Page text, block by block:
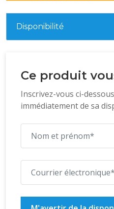
Disponibilité
Ce produit
Inscrivez-vous ci-
immédiatement de sa